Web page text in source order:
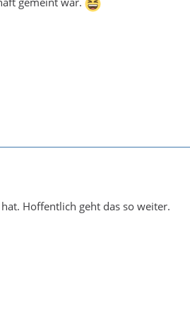
Hoffentlich geht das so weiter.